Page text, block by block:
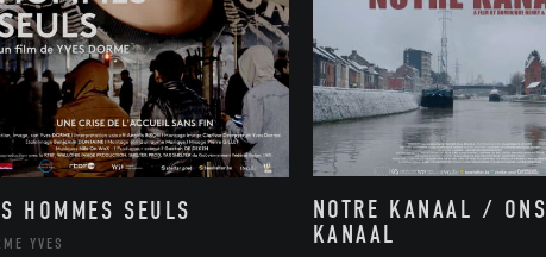
HOMMES SEULS
YVES
NOTRE KANAAL / ONS
KANAAL